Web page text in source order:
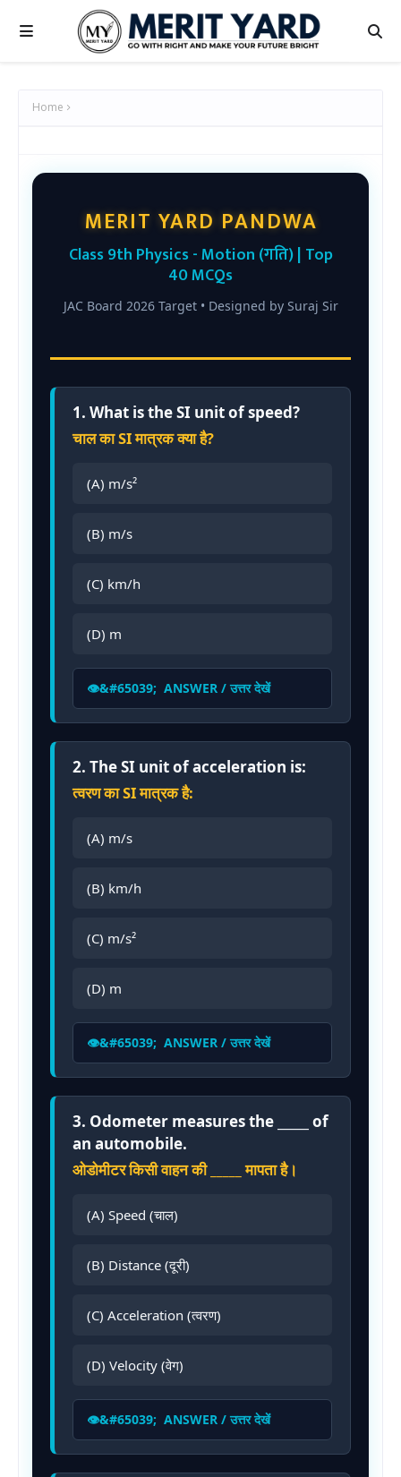
Home
MERIT YARD PANDWA
Class 9th Physics - Motion (गति) | Top
40 MCQs
JAC Board 2026 Target • Designed by Suraj Sir
1. What is the SI unit of speed?
चाल का SI मात्रक क्या है?
(A) m/s²
(B) m/s
(C) km/h
(D) m
ANSWER / उत्तर देखें
2. The SI unit of acceleration is:
त्वरण का SI मात्रक है:
(A) m/s
(B) km/h
(C) m/s²
(D) m
ANSWER / उत्तर देखें
3. Odometer measures the _____ of
an automobile.
ओडोमीटर किसी वाहन की _____ मापता है।
(A) Speed (चाल)
(B) Distance (दूरी)
(C) Acceleration (त्वरण)
(D) Velocity (वेग)
ANSWER / उत्तर देखें